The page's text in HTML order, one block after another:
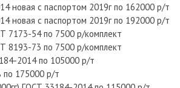
новая с паспортом 2019г по 162000 р/т
новая с паспортом 2019г по 192000 р/т
7173-54 по 7500 р/комплект
8193-73 по 7500 р/комплект
2014 по 105000 р/т
по 175000 р/т